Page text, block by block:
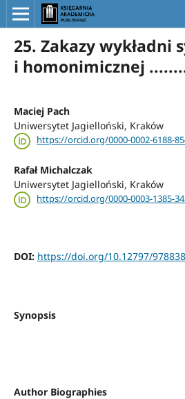
25. Zakazy wykładni
i homonimicznej
Maciej Pach
Uniwersytet Jagielloński, Kraków
https://orcid.org/0000-0002-6188-
Rafał Michalczak
Uniwersytet Jagielloński, Kraków
https://orcid.org/0000-0003-1385-
DOI: https://doi.org/10.12797/
Synopsis
Author Biographies